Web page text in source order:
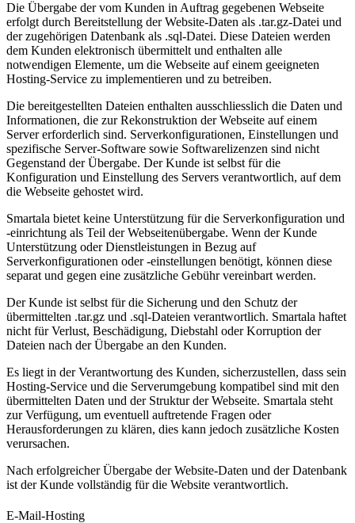
Die Übergabe der vom Kunden in Auftrag gegebenen Webseite
erfolgt durch Bereitstellung der Website-Daten als .tar.gz-Datei und
der zugehörigen Datenbank als .sql-Datei. Diese Dateien werden
dem Kunden elektronisch übermittelt und enthalten alle
notwendigen Elemente, um die Webseite auf einem geeigneten
Hosting-Service zu implementieren und zu betreiben.
Die bereitgestellten Dateien enthalten ausschliesslich die Daten und
Informationen, die zur Rekonstruktion der Webseite auf einem
Server erforderlich sind. Serverkonfigurationen, Einstellungen und
spezifische Server-Software sowie Softwarelizenzen sind nicht
Gegenstand der Übergabe. Der Kunde ist selbst für die
Konfiguration und Einstellung des Servers verantwortlich, auf dem
die Webseite gehostet wird.
Smartala bietet keine Unterstützung für die Serverkonfiguration und
-einrichtung als Teil der Webseitenübergabe. Wenn der Kunde
Unterstützung oder Dienstleistungen in Bezug auf
Serverkonfigurationen oder -einstellungen benötigt, können diese
separat und gegen eine zusätzliche Gebühr vereinbart werden.
Der Kunde ist selbst für die Sicherung und den Schutz der
übermittelten .tar.gz und .sql-Dateien verantwortlich. Smartala haftet
nicht für Verlust, Beschädigung, Diebstahl oder Korruption der
Dateien nach der Übergabe an den Kunden.
Es liegt in der Verantwortung des Kunden, sicherzustellen, dass sein
Hosting-Service und die Serverumgebung kompatibel sind mit den
übermittelten Daten und der Struktur der Webseite. Smartala steht
zur Verfügung, um eventuell auftretende Fragen oder
Herausforderungen zu klären, dies kann jedoch zusätzliche Kosten
verursachen.
Nach erfolgreicher Übergabe der Website-Daten und der Datenbank
ist der Kunde vollständig für die Website verantwortlich.
E-Mail-Hosting